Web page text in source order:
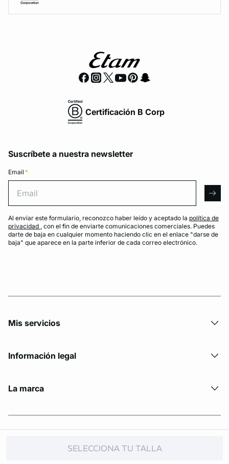
SELECCIONA TU TALLA
Certificación B Corp
Suscríbete a nuestra newsletter
Email *
Al enviar este formulario, reconozco haber leído y aceptado la política de
privacidad , con el fin de enviarte comunicaciones comerciales. Puedes
darte de baja en cualquier momento haciendo clic en el enlace "darse de
baja" que aparece en la parte inferior de cada correo electrónico.
Mis servicios
Información legal
La marca